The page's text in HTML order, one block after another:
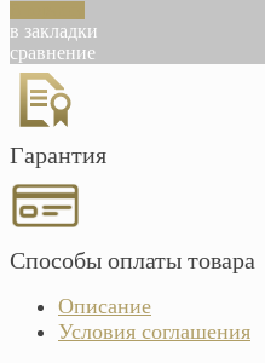
в закладки
сравнение
Гарантия
Способы оплаты товара
Описание
Условия соглашения